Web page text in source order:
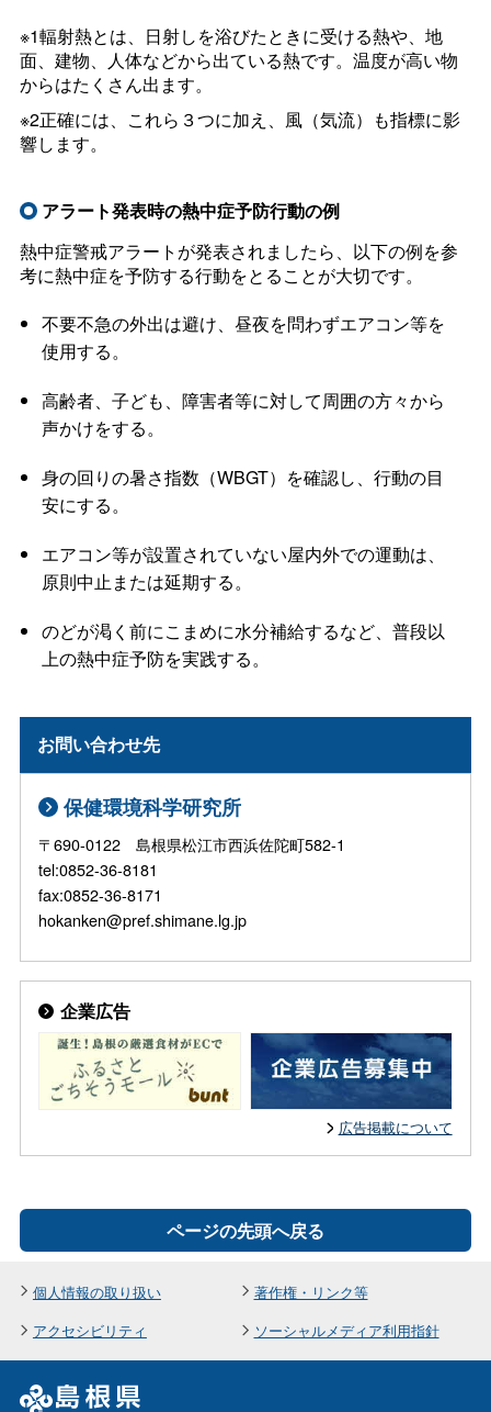
※1輻射熱とは、日射しを浴びたときに受ける熱や、地
面、建物、人体などから出ている熱です。温度が高い物
からはたくさん出ます。
※2正確には、これら３つに加え、風（気流）も指標に影
響します。
アラート発表時の熱中症予防行動の例
熱中症警戒アラートが発表されましたら、以下の例を参
考に熱中症を予防する行動をとることが大切です。
不要不急の外出は避け、昼夜を問わずエアコン等を
使用する。
高齢者、子ども、障害者等に対して周囲の方々から
声かけをする。
身の回りの暑さ指数（WBGT）を確認し、行動の目
安にする。
エアコン等が設置されていない屋内外での運動は、
原則中止または延期する。
のどが渇く前にこまめに水分補給するなど、普段以
上の熱中症予防を実践する。
お問い合わせ先
保健環境科学研究所
〒690-0122 島根県松江市西浜佐陀町582-1
tel:0852-36-8181
fax:0852-36-8171
hokanken@pref.shimane.lg.jp
企業広告
広告掲載について
ページの先頭へ戻る
個人情報の取り扱い
著作権・リンク等
アクセシビリティ
ソーシャルメディア利用指針